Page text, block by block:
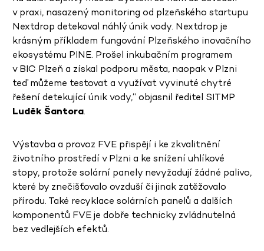
v praxi, nasazený monitoring od plzeňského startupu
Nextdrop detekoval náhlý únik vody. Nextdrop je
krásným příkladem fungování Plzeňského inovačního
ekosystému PINE. Prošel inkubačním programem
v BIC Plzeň a získal podporu města, naopak v Plzni
teď můžeme testovat a využívat vyvinuté chytré
řešení detekující únik vody,“ objasnil ředitel SITMP
Luděk Šantora.
Výstavba a provoz FVE přispějí i ke zkvalitnění
životního prostředí v Plzni a ke snížení uhlíkové
stopy, protože solární panely nevyžadují žádné palivo,
které by znečišťovalo ovzduší či jinak zatěžovalo
přírodu. Také recyklace solárních panelů a dalších
komponentů FVE je dobře technicky zvládnutelná
bez vedlejších efektů.